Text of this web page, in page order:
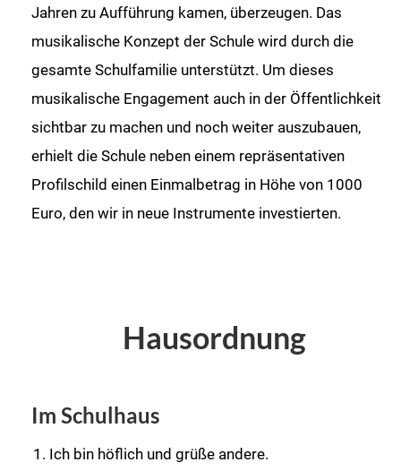
Jahren zu Aufführung kamen, überzeugen. Das
musikalische Konzept der Schule wird durch die
gesamte Schulfamilie unterstützt. Um dieses
musikalische Engagement auch in der Öffentlichkeit
sichtbar zu machen und noch weiter auszubauen,
erhielt die Schule neben einem repräsentativen
Profilschild einen Einmalbetrag in Höhe von 1000
Euro, den wir in neue Instrumente investierten.
Hausordnung
Im Schulhaus
Ich bin höflich und grüße andere.